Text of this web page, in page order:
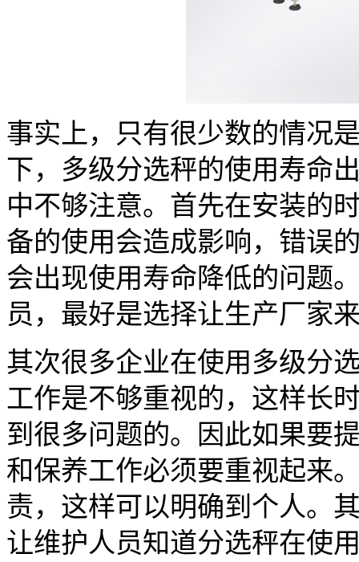
事实上，只有很少数的情况
下，多级分选秤的使用寿命
中不够注意。首先在安装的
备的使用会造成影响，错误
会出现使用寿命降低的问题
员，最好是选择让生产厂家
其次很多企业在使用多级分
工作是不够重视的，这样长
到很多问题的。因此如果要
和保养工作必须要重视起来
责，这样可以明确到个人。
让维护人员知道分选秤在使